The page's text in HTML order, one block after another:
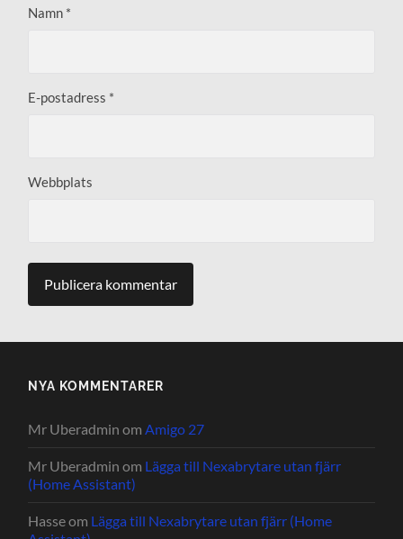
Namn *
E-postadress *
Webbplats
NYA KOMMENTARER
Mr Uberadmin omAmigo 27
Mr Uberadmin om Lägga till Nexabrytare utan fjärr
(Home Assistant)
Hasseom Lägga till Nexabrytare utan fjärr (Home